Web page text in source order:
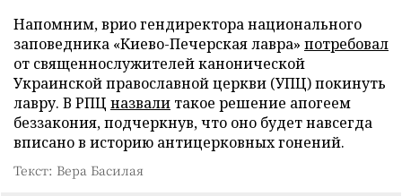
Напомним, врио гендиректора национального
заповедника «Киево-Печерская лавра» потребовал
от священнослужителей канонической
Украинской православной церкви (УПЦ) покинуть
лавру. В РПЦ назвали такое решение апогеем
беззакония, подчеркнув, что оно будет навсегда
вписано в историю антицерковных гонений.
Текст: Вера Басилая